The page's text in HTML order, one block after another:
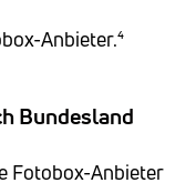
Anbieter.⁴
Bundesland
Fotobox-Anbieter